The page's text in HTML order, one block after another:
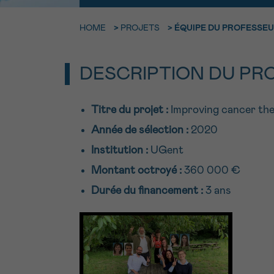
HOME > PROJETS > ÉQUIPE DU
DESCRIPTION DU
Titre du projet : Improving cancer
Année de sélection : 2020
Institution : UGent
Montant octroyé : 360 000 €
Durée du financement : 3 ans
0800 15
Je
VOTRE QUESTION
Je souhaite
J’accepte les